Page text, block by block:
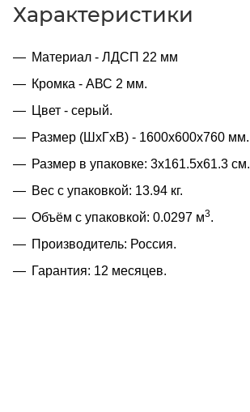
Характеристики
Материал - ЛДСП 22 мм
Кромка - АВС 2 мм.
Цвет - серый.
Размер (ШхГхВ) - 1600х600х760 мм.
Размер в упаковке: 3x161.5x61.3 см.
Вес с упаковкой: 13.94 кг.
Объём с упаковкой: 0.0297 м3.
Производитель: Россия.
Гарантия: 12 месяцев.